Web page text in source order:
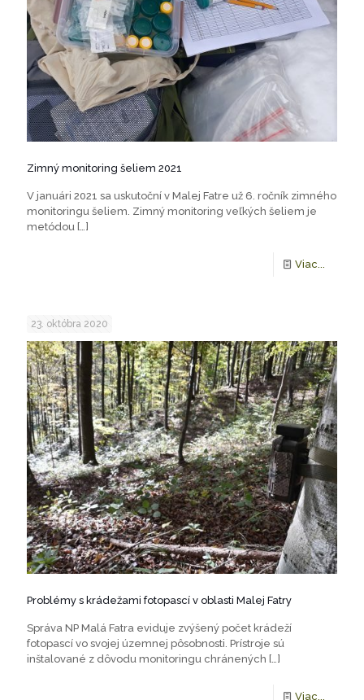
Zimný monitoring šeliem 2021
V januári 2021 sa uskutoční v Malej Fatre už 6. ročník zimného
monitoringu šeliem. Zimný monitoring veľkých šeliem je
metódou […]
Viac...
23. októbra 2020
Problémy s krádežami fotopascí v oblasti Malej Fatry
Správa NP Malá Fatra eviduje zvýšený počet krádeží
fotopascí vo svojej územnej pôsobnosti. Prístroje sú
inštalované z dôvodu monitoringu chránených […]
Viac...